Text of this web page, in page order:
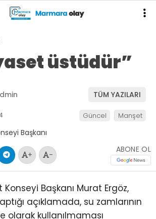
üstüdür”
TÜM YAZILARI
Güncel Manşet
+ -
ABONE OL
Konseyi Başkanı Murat Ergöz,
açıklamada, su zamlarının
olarak kullanılmaması